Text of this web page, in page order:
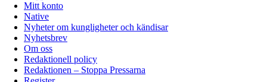
Mitt konto
Native
Nyheter om kungligheter och kändisar
Nyhetsbrev
Om oss
Redaktionell policy
Redaktionen – Stoppa Pressarna